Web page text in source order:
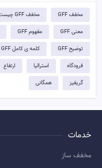
مخفف GFF مخفف GFF چیست
معنی GFF مفهوم GFF
توضيح GFF کلمه ی کامل GFF
فرودگاه استرالیا ارتفاع
گریفیز همگانی
خدمات
مخفف ساز